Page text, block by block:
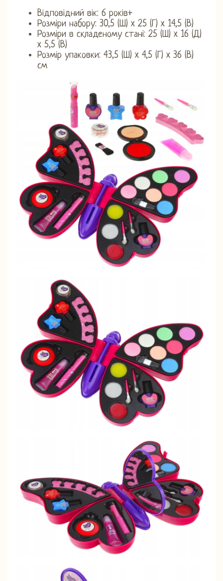
Відповідний вік: 6 років+
Розміри набору: 30,5 (Ш) x 25 (Г) x 14,5 (В)
Розміри в складеному стані: 25 (Ш) x 16 (Д)
x 5,5 (В)
Розмір упаковки: 43,5 (Ш) x 4,5 (Г) x 36 (В)
см